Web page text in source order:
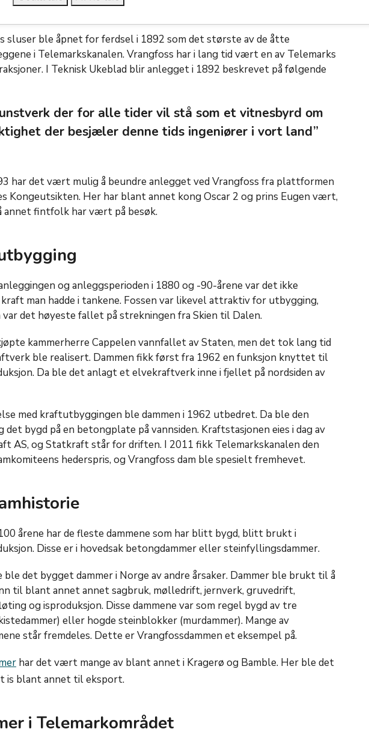
som turistattraksjon
sluser ble åpnet for ferdsel i 1892 som det største av de åtte
i Telemarkskanalen. Vrangfoss har i lang tid vært en av Telemarks
I Teknisk Ukeblad blir anlegget i 1892 beskrevet på følgende
der for alle tider vil stå som et vitnesbyrd om
der besjæler denne tids ingeniører i vort land”
har det vært mulig å beundre anlegget ved Vrangfoss fra plattformen
Kongeutsikten. Her har blant annet kong Oscar 2 og prins Eugen vært,
annet fintfolk har vært på besøk.
og anleggsperioden i 1880 og -90-årene var det ikke
man hadde i tankene. Fossen var likevel attraktiv for utbygging,
var det høyeste fallet på strekningen fra Skien til Dalen.
kammerherre Cappelen vannfallet av Staten, men det tok lang tid
ble realisert. Dammen fikk først fra 1962 en funksjon knyttet til
Da ble det anlagt et elvekraftverk inne i fjellet på nordsiden av
med kraftutbyggingen ble dammen i 1962 utbedret. Da ble den
bygd på en betongplate på vannsiden. Kraftstasjonen eies i dag av
AS, og Statkraft står for driften. I 2011 fikk Telemarkskanalen den
hederspris, og Vrangfoss dam ble spesielt fremhevet.
årene har de fleste dammene som har blitt bygd, blitt brukt i
Disse er i hovedsak betongdammer eller steinfyllingsdammer.
det bygget dammer i Norge av andre årsaker. Dammer ble brukt til å
til blant annet annet sagbruk, mølledrift, jernverk, gruvedrift,
og isproduksjon. Disse dammene var som regel bygd av tre
eller hogde steinblokker (murdammer). Mange av
står fremdeles. Dette er Vrangfossdammen et eksempel på.
har det vært mange av blant annet i Kragerø og Bamble. Her ble det
is blant annet til eksport.
i Telemarkområdet